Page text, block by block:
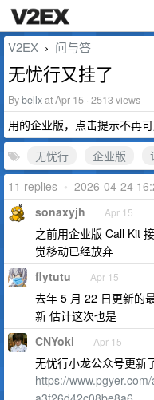
V2EX › 问与答
无忧行又挂了
Bybellxat Apr 15 · 2513 views
用的企业版，点击提示不再
无忧行
企业版
11 replies • 2026-04-24
sonaxyjh Apr 15
之前用企业版 Call Kit
觉移动已经放弃
flytutu Apr 15
去年 5 月 22 日更新的
新 估计这次也是
CNYoki Apr 15
无忧行小龙公众号更新
https://